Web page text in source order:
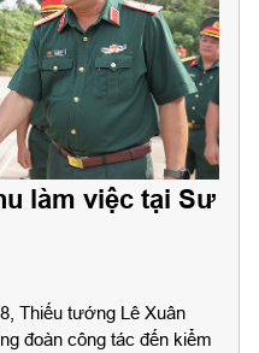
làm việc tại Sư
Thiếu tướng Lê Xuân
đoàn công tác đến kiểm